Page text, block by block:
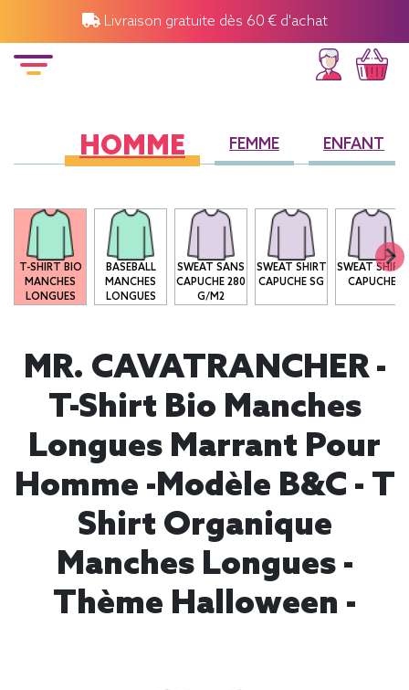
Livraison gratuite dès 60 € d'achat
HOMME FEMME ENFANT
T-SHIRT BIO
MANCHES
LONGUES
BASEBALL
MANCHES
LONGUES
SWEAT SANS
CAPUCHE 280
G/M2
SWEAT SHIRT
CAPUCHE SG
SWEAT SHIRT
CAPUCHE
MR. CAVATRANCHER -
T-Shirt Bio Manches
Longues Marrant Pour
Homme -modèle B&C - T
Shirt Organique
Manches Longues -
Thème Halloween -